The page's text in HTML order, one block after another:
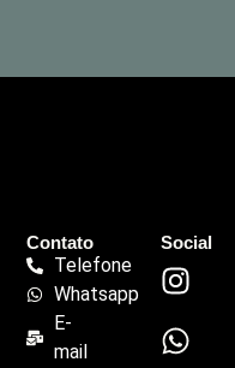
Contato
Telefone
Whatsapp
E-
mail
Social